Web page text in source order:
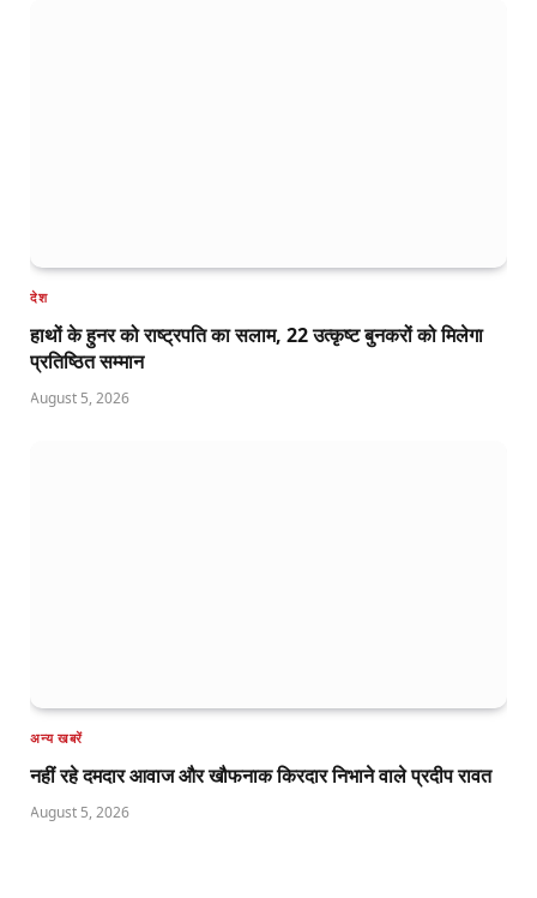
देश
हाथों के हुनर को राष्ट्रपति का सलाम, 22 उत्कृष्ट बुनकरों को मिलेगा
प्रतिष्ठित सम्मान
August 5, 2026
अन्य खबरें
नहीं रहे दमदार आवाज और खौफनाक किरदार निभाने वाले प्रदीप रावत
August 5, 2026